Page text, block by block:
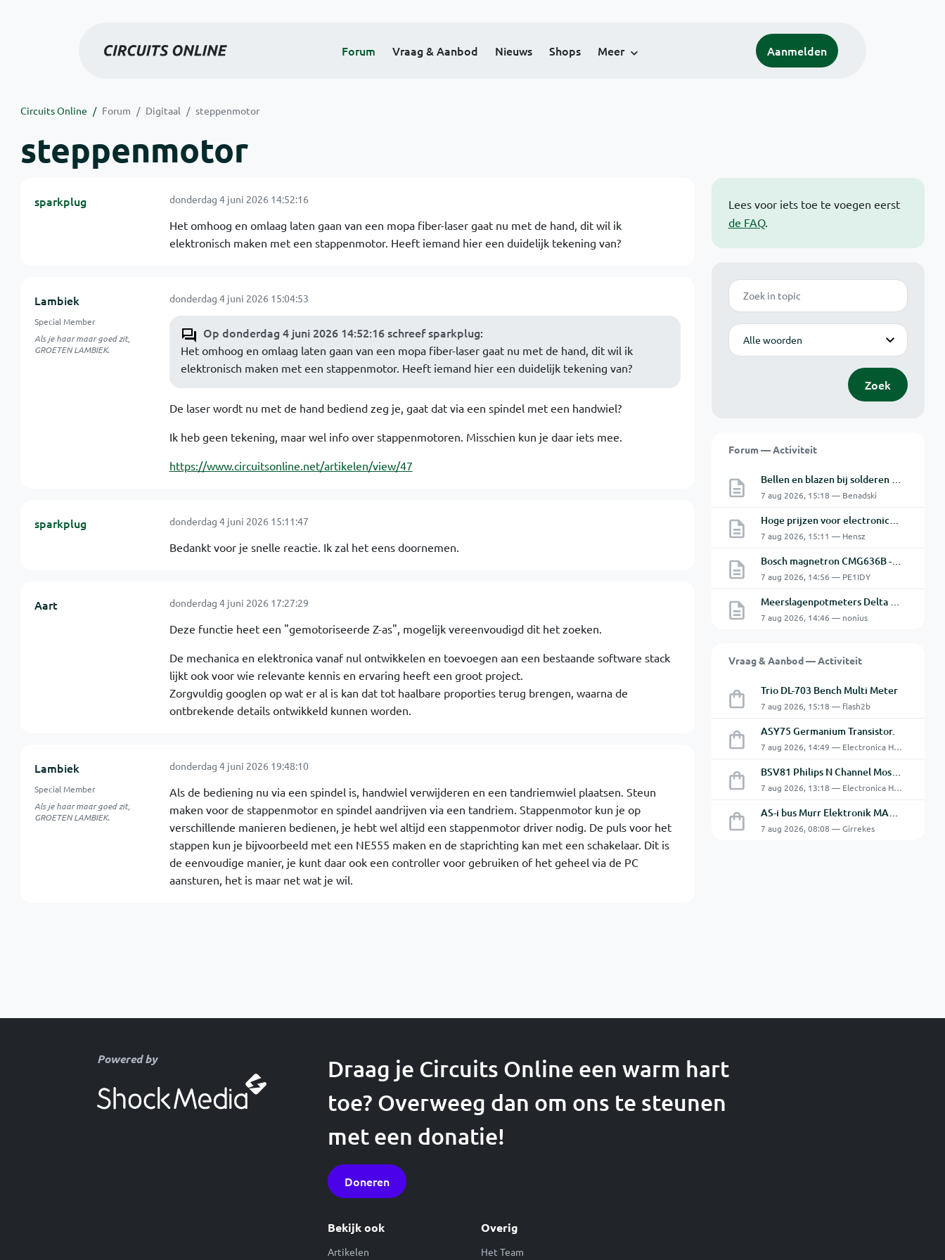
Forum Vraag & Aanbod Nieuws Shops Meer Aanmelden
Circuits Online Forum Digitaal steppenmotor
steppenmotor
Lees voor iets toe te voegen eerst
de FAQ.
Zoek
Modus
Zoek
Forum — Activiteit
Bellen en blazen bij solderen van Chinese PCBs
7 aug 2026, 15:18 — Benadski
Hoge prijzen voor electronica hobbyisten
7 aug 2026, 15:11 — Hensz
Bosch magnetron CMG636B - 2 De oven doet het niet goed.
7 aug 2026, 14:56 — PE1IDY
Meerslagenpotmeters Delta SM45-70D
7 aug 2026, 14:46 — nonius
Vraag & Aanbod — Activiteit
Trio DL-703 Bench Multi Meter
7 aug 2026, 15:18 — flash2b
ASY75 Germanium Transistor.
7 aug 2026, 14:49 — Electronica Hobbyist
BSV81 Philips N Channel Mosfet Transistors.
7 aug 2026, 13:18 — Electronica Hobbyist
AS-i bus Murr Elektronik MASI20 AS-Interface I/O-module 56440
7 aug 2026, 08:08 — Girrekes
sparkplug donderdag 4 juni 2026 14:52:16
Het omhoog en omlaag laten gaan van een mopa fiber-laser gaat nu met de hand, dit wil ik
elektronisch maken met een stappenmotor. Heeft iemand hier een duidelijk tekening van?
Lambiek
Special Member
Als je haar maar goed zit,
GROETEN LAMBIEK.
donderdag 4 juni 2026 15:04:53
Op donderdag 4 juni 2026 14:52:16 schreef sparkplug:
Het omhoog en omlaag laten gaan van een mopa fiber-laser gaat nu met de hand, dit wil ik
elektronisch maken met een stappenmotor. Heeft iemand hier een duidelijk tekening van?
De laser wordt nu met de hand bediend zeg je, gaat dat via een spindel met een handwiel?
Ik heb geen tekening, maar wel info over stappenmotoren. Misschien kun je daar iets mee.
https://www.circuitsonline.net/artikelen/view/47
sparkplug donderdag 4 juni 2026 15:11:47
Bedankt voor je snelle reactie. Ik zal het eens doornemen.
Aart donderdag 4 juni 2026 17:27:29
Deze functie heet een "gemotoriseerde Z-as", mogelijk vereenvoudigd dit het zoeken.
De mechanica en elektronica vanaf nul ontwikkelen en toevoegen aan een bestaande software stack
lijkt ook voor wie relevante kennis en ervaring heeft een groot project.
Zorgvuldig googlen op wat er al is kan dat tot haalbare proporties terug brengen, waarna de
ontbrekende details ontwikkeld kunnen worden.
Lambiek
Special Member
Als je haar maar goed zit,
GROETEN LAMBIEK.
donderdag 4 juni 2026 19:48:10
Als de bediening nu via een spindel is, handwiel verwijderen en een tandriemwiel plaatsen. Steun
maken voor de stappenmotor en spindel aandrijven via een tandriem. Stappenmotor kun je op
verschillende manieren bedienen, je hebt wel altijd een stappenmotor driver nodig. De puls voor het
stappen kun je bijvoorbeeld met een NE555 maken en de staprichting kan met een schakelaar. Dit is
de eenvoudige manier, je kunt daar ook een controller voor gebruiken of het geheel via de PC
aansturen, het is maar net wat je wil.
Powered by
Draag je Circuits Online een warm hart
toe? Overweeg dan om ons te steunen
met een donatie!
Doneren
Bekijk ook
Artikelen
Overig
Het Team